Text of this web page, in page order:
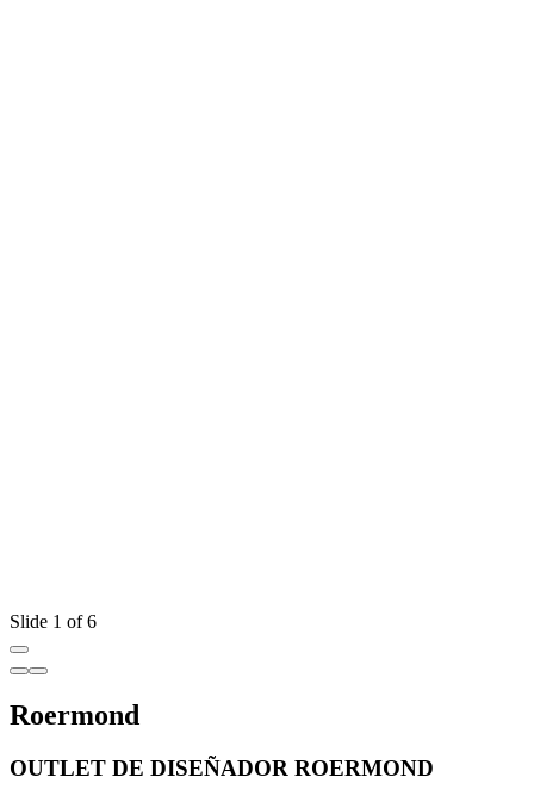
Slide 1 of 6
Roermond
OUTLET DE DISEÑADOR ROERMOND